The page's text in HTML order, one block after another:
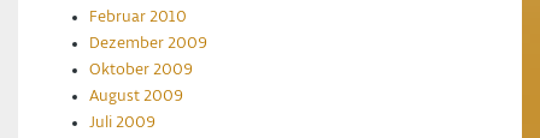
Februar 2010
Dezember 2009
Oktober 2009
August 2009
Juli 2009